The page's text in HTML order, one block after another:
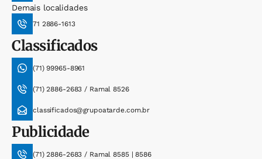
Demais localidades
71 2886-1613
Classificados
(71) 99965-8961
(71) 2886-2683 / Ramal 8526
classificados@grupoatarde.com.br
Publicidade
(71) 2886-2683 / Ramal 8585 | 8586